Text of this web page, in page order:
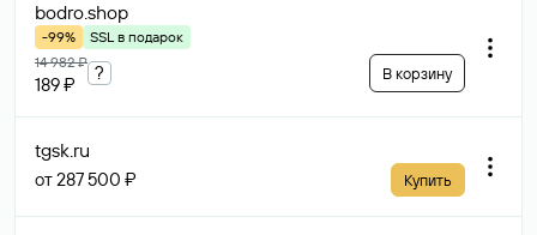
bodro.shop
-99%
SSL в подарок
14 982 ₽
189 ₽
? В корзину
tgsk.ru
от 287 500 ₽ Купить